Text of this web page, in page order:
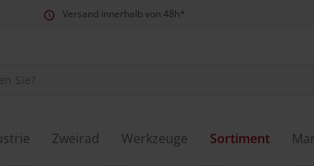
Versand innerhalb von 48h*
Zweirad Werkzeuge Sortiment